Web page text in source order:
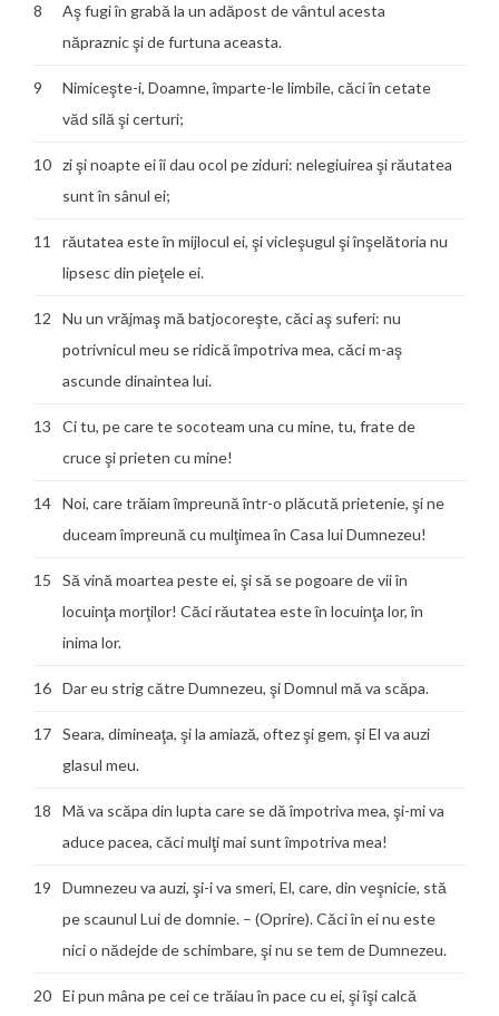
8
Aş fugi în grabă la un adăpost de vântul acesta
năpraznic şi de furtuna aceasta.
9
Nimiceşte-i, Doamne, împarte-le limbile, căci în cetate
văd silă şi certuri;
10 zi şi noapte ei îi dau ocol pe ziduri: nelegiuirea şi răutatea
sunt în sânul ei;
11
răutatea este în mijlocul ei, şi vicleşugul şi înşelătoria nu
lipsesc din pieţele ei.
12
Nu un vrăjmaş mă batjocoreşte, căci aş suferi: nu
potrivnicul meu se ridică împotriva mea, căci m-aş
ascunde dinaintea lui.
13
Ci tu, pe care te socoteam una cu mine, tu, frate de
cruce şi prieten cu mine!
14 Noi, care trăiam împreună într-o plăcută prietenie, şi ne
duceam împreună cu mulţimea în Casa lui Dumnezeu!
15
Să vină moartea peste ei, şi să se pogoare de vii în
locuinţa morţilor! Căci răutatea este în locuinţa lor, în
inima lor.
16 Dar eu strig către Dumnezeu, şi Domnul mă va scăpa.
17 Seara, dimineaţa, şi la amiază, oftez şi gem, şi El va auzi
glasul meu.
18
Mă va scăpa din lupta care se dă împotriva mea, şi-mi va
aduce pacea, căci mulţi mai sunt împotriva mea!
19
Dumnezeu va auzi, şi-i va smeri, El, care, din veşnicie, stă
pe scaunul Lui de domnie. – (Oprire). Căci în ei nu este
nici o nădejde de schimbare, şi nu se tem de Dumnezeu.
20 Ei pun mâna pe cei ce trăiau în pace cu ei, şi îşi calcă